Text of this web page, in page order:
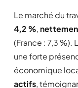
Le marché du
4,2 %,
(France : 7,3 %).
une forte
économique
actifs,